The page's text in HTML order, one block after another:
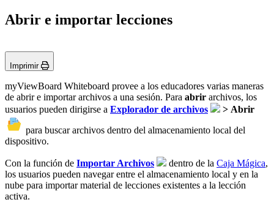
Abrir e importar lecciones
Imprimir
myViewBoard Whiteboard provee a los educadores varias maneras
de abrir e importar archivos a una sesión. Para abrir archivos, los
usuarios pueden dirigirse a Explorador de archivos > Abrir
para buscar archivos dentro del almacenamiento local del
dispositivo.
Con la función de Importar Archivos dentro de la Caja Mágica,
los usuarios pueden navegar entre el almacenamiento local y en la
nube para importar material de lecciones existentes a la lección
activa.